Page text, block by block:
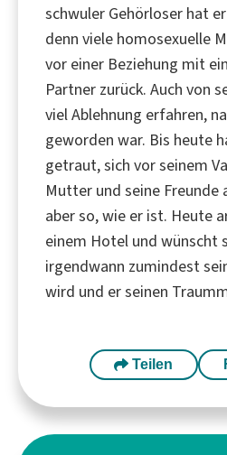
schwuler Gehörloser hat
denn viele homosexuelle
vor einer Beziehung mit
Partner zurück. Auch von
viel Ablehnung erfahren,
geworden war. Bis heute
getraut, sich vor seinem
Mutter und seine Freunde
aber so, wie er ist. Heute
einem Hotel und wünscht
irgendwann zumindest
wird und er seinen
Teilen